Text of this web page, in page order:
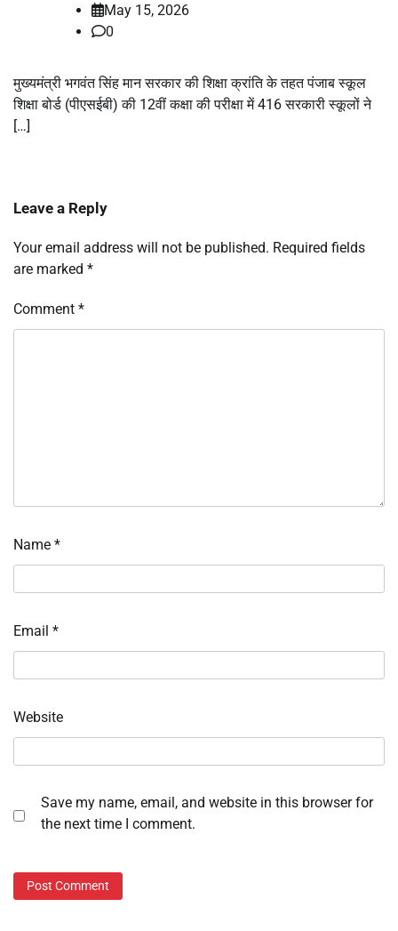
May 15, 2026
0
मुख्यमंत्री भगवंत सिंह मान सरकार की शिक्षा क्रांति के तहत पंजाब स्कूल
शिक्षा बोर्ड (पीएसईबी) की 12वीं कक्षा की परीक्षा में 416 सरकारी स्कूलों ने
[…]
Leave a Reply
Your email address will not be published. Required fields
are marked *
Comment *
Name *
Email *
Website
Save my name, email, and website in this browser for
the next time I comment.